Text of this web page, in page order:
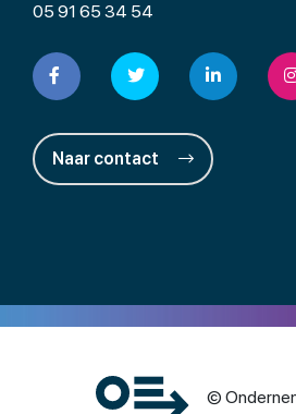
05 91 65 34 54
Naar contact
©